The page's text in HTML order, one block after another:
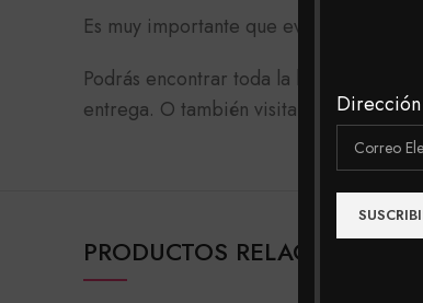
Es muy importante que evites el
Podrás encontrar toda la
entrega. O también visita nuestras
PRODUCTOS RELACIONADOS